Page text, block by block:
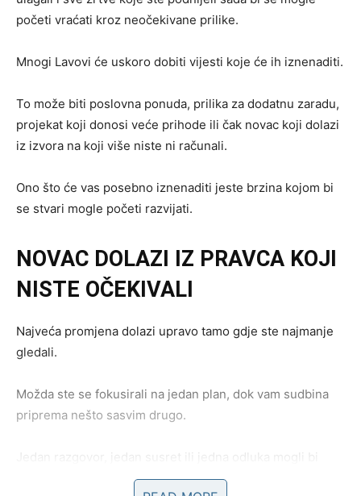
početi vraćati kroz neočekivane prilike.
Mnogi Lavovi će uskoro dobiti vijesti koje će ih iznenaditi.
To može biti poslovna ponuda, prilika za dodatnu zaradu,
projekat koji donosi veće prihode ili čak novac koji dolazi
iz izvora na koji više niste ni računali.
Ono što će vas posebno iznenaditi jeste brzina kojom bi
se stvari mogle početi razvijati.
NOVAC DOLAZI IZ PRAVCA KOJI
NISTE OČEKIVALI
Najveća promjena dolazi upravo tamo gdje ste najmanje
gledali.
Možda ste se fokusirali na jedan plan, dok vam sudbina
priprema nešto sasvim drugo.
Jedan razgovor, jedan susret ili jedna odluka mogli bi
pokrenuti lanac događaja koji će značajno popraviti vašu